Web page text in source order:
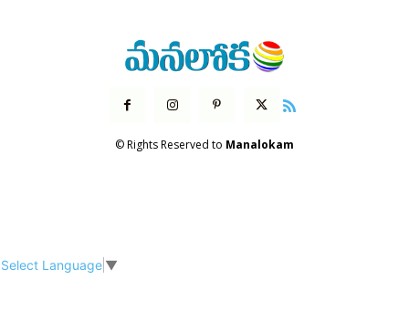
© Rights Reserved to Manalokam
Select Language ▼